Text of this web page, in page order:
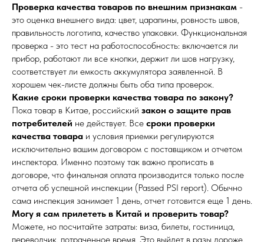
Проверка качества товаров по внешним признакам -
это оценка внешнего вида: цвет, царапины, ровность швов,
правильность логотипа, качество упаковки. Функциональная
проверка - это тест на работоспособность: включается ли
прибор, работают ли все кнопки, держит ли шов нагрузку,
соответствует ли емкость аккумулятора заявленной. В
хорошем чек-листе должны быть оба типа проверок.
Какие сроки проверки качества товара по закону?
Пока товар в Китае, российский закон о защите прав
потребителей не действует. Все сроки проверки
качества товара и условия приемки регулируются
исключительно вашим договором с поставщиком и отчетом
инспектора. Именно поэтому так важно прописать в
договоре, что финальная оплата производится только после
отчета об успешной инспекции (Passed PSI report). Обычно
сама инспекция занимает 1 день, отчет готовится еще 1 день.
Могу я сам прилететь в Китай и проверить товар?
Можете, но посчитайте затраты: виза, билеты, гостиница,
переводчик, потраченное время. Это выйдет в разы дороже,